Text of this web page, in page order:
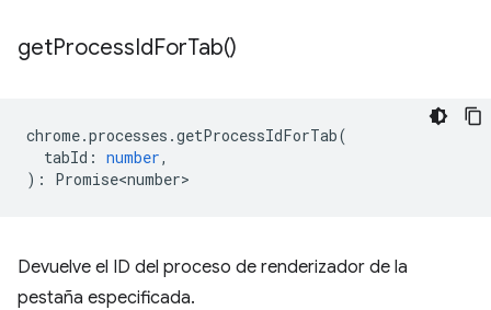
getProcessIdForTab()
chrome.processes .getProcessIdForTab(
tabId : number,
) : Promise<number>
Devuelve el ID del proceso de renderizador de la
pestaña especificada.